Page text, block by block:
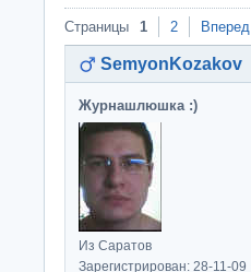
Страницы 1 2 Вперед
SemyonKozakov
Журнашлюшка :)
Из Саратов
Зарегистрирован: 28-11-09